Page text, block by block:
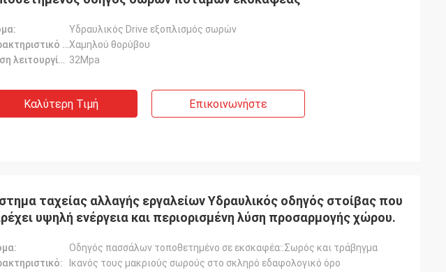
Υδραυλικός Drive εξοπλισμός σωρών
Χαρακτηριστικό γνώρισμα:Χαμηλού θορύβου
Πίεση λειτουργίας: 32Mpa
Καλύτερη Τιμή Επικοινωνήστε
ταχείας αλλαγής εργαλείων Υδραυλικός οδηγός στοίβας που
υψηλή ενέργεια και περιορισμένη λύση προσαρμογής χώρου.
Οδηγός πασσάλων τοποθετημένο σε εκσκαφέα::Σωρός και τράβηγμα
Ικανός τους μακριούς σωρούς στο σκληρό εδαφολογικό όρο